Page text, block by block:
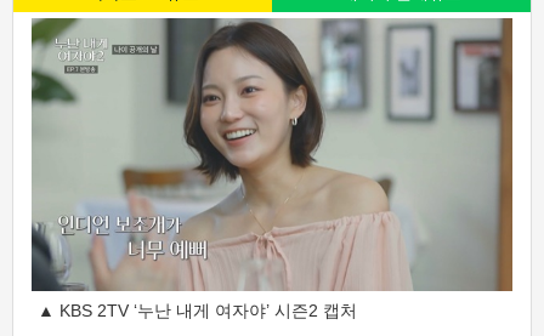
▲ KBS 2TV ‘누난 내게 여자야’ 시즌2 캡처